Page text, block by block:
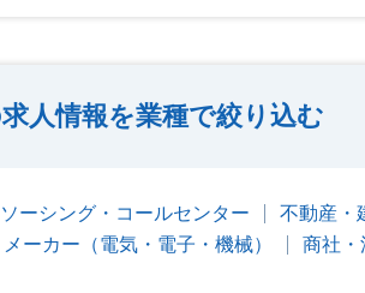
人情報を業種で絞り込む
ーシング・コールセンター 不動産・
メーカー（電気・電子・機械）
商社・